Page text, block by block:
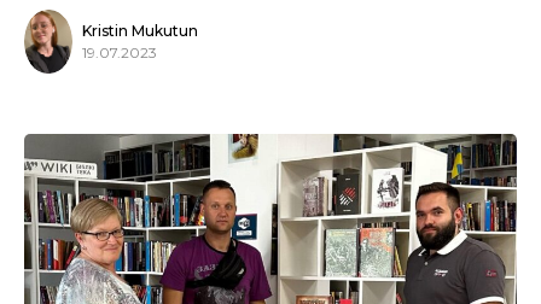
Kristin Mukutun
19.07.2023